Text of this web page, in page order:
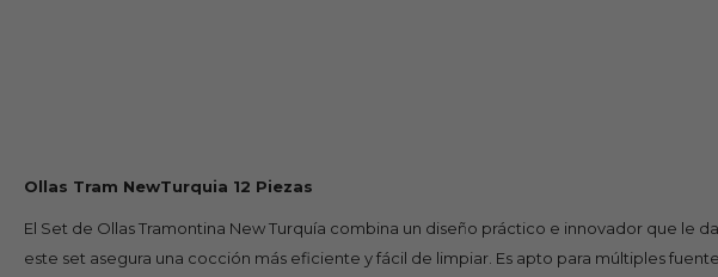
Ollas Tram NewTurquia 12 Piezas
El Set de Ollas Tramontina New Turquía combina un diseño práctico e innovador que
este set asegura una cocción más eficiente y fácil de limpiar. Es apto para múltiples